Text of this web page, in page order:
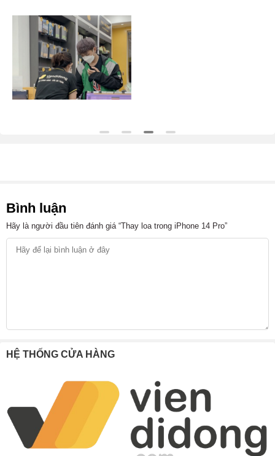
Bình luận
Hãy là người đầu tiên đánh giá “Thay loa trong iPhone 14 Pro”
HỆ THỐNG CỬA HÀNG